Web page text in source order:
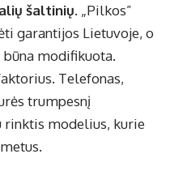
šaltinių. „Pilkos”
garantijos Lietuvoje, o
modifikuota.
Telefonas,
trumpesnį
modelius, kurie